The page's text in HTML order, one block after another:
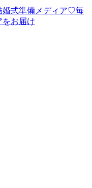
婚式準備メディア♡毎
をお届け